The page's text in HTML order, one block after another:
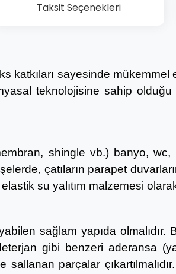
Taksit Seçenekleri
katkıları sayesinde
teknolojisine sahip
shingle vb.) banyo,
çatıların parapet
su yalıtım malzemesi olarak
sağlam yapıda olmalıdır.
gibi benzeri aderansa
sallanan parçalar